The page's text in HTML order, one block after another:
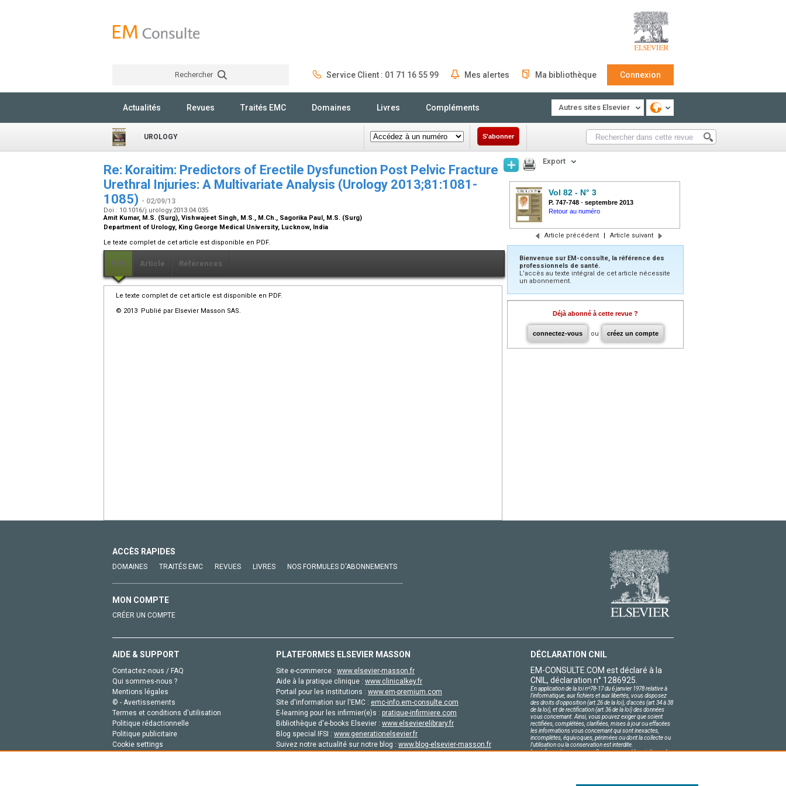
Rechercher Service Client : 01 71 16 55 99 Mes alertes Ma bibliothèque Connexion
Actualités Revues Traités EMC Domaines Livres Compléments Autres sites Elsevier
UROLOGY S'abonner
Re: Koraitim: Predictors of Erectile Dysfunction Post Pelvic Fracture
Urethral Injuries: A Multivariate Analysis (Urology 2013;81:1081-
1085) - 02/09/13
Doi : 10.1016/j.urology.2013.04.035
Amit Kumar, M.S. (Surg), Vishwajeet Singh, M.S., M.Ch., Sagorika Paul, M.S. (Surg)
Department of Urology, King George Medical University, Lucknow, India
Le texte complet de cet article est disponible en PDF.
PDF Article Références
Le texte complet de cet article est disponible en PDF.
© 2013 Publié par Elsevier Masson SAS.
Export
Vol 82 - N° 3
P. 747-748 - septembre 2013
Retour au numéro
Article précédent | Article suivant
Bienvenue sur EM-consulte, la référence des
professionnels de santé.
L’accès au texte intégral de cet article nécessite
un abonnement.
Déjà abonné à cette revue ?
connectez-vous ou créez un compte
ACCÈS RAPIDES
DOMAINES TRAITÉS EMC REVUES LIVRES NOS FORMULES D'ABONNEMENTS
MON COMPTE
CRÉER UN COMPTE
AIDE & SUPPORT
Contactez-nous / FAQ
Qui sommes-nous ?
Mentions légales
© - Avertissements
Termes et conditions d'utilisation
Politique rédactionnelle
Politique publicitaire
Cookie settings
PLATEFORMES ELSEVIER MASSON
Site e-commerce : www.elsevier-masson.fr
Aide à la pratique clinique : www.clinicalkey.fr
Portail pour les institutions : www.em-premium.com
Site d'information sur l'EMC : emc-info.em-consulte.com
E-learning pour les infirmier(e)s : pratique-infirmiere.com
Bibliothèque d'e-books Elsevier : www.elsevierelibrary.fr
Blog special IFSI : www.generationelsevier.fr
Suivez notre actualité sur notre blog : www.blog-elsevier-masson.fr
DÉCLARATION CNIL
EM-CONSULTE.COM est déclaré à la
CNIL, déclaration n° 1286925.
En application de la loi nº78-17 du 6 janvier 1978 relative à
l'informatique, aux fichiers et aux libertés, vous disposez
des droits d'opposition (art.26 de la loi), d'accès (art.34 à 38
de la loi), et de rectification (art.36 de la loi) des données
vous concernant. Ainsi, vous pouvez exiger que soient
rectifiées, complétées, clarifiées, mises à jour ou effacées
les informations vous concernant qui sont inexactes,
incomplètes, équivoques, périmées ou dont la collecte ou
l'utilisation ou la conservation est interdite.
Les informations personnelles concernant les visiteurs de